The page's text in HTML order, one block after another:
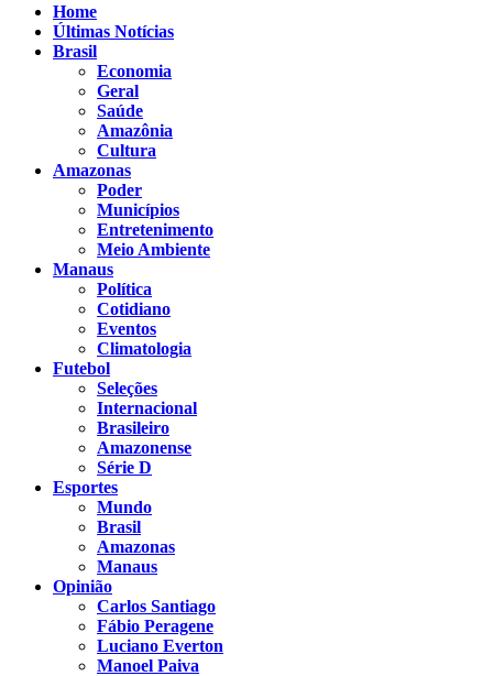
Home
Últimas Notícias
Brasil
Economia
Geral
Saúde
Amazônia
Cultura
Amazonas
Poder
Municípios
Entretenimento
Meio Ambiente
Manaus
Política
Cotidiano
Eventos
Climatologia
Futebol
Seleções
Internacional
Brasileiro
Amazonense
Série D
Esportes
Mundo
Brasil
Amazonas
Manaus
Opinião
Carlos Santiago
Fábio Peragene
Luciano Everton
Manoel Paiva